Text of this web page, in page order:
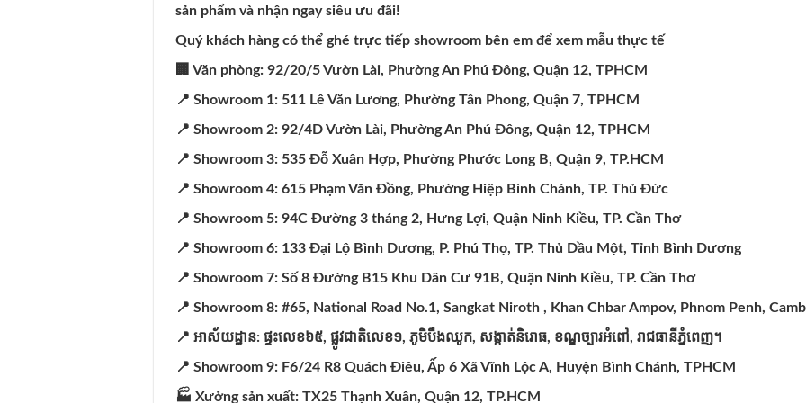
sản phẩm và nhận ngay siêu ưu đãi!
Quý khách hàng có thể ghé trực tiếp showroom bên em để xem mẫu thực tế
🏢 Văn phòng: 92/20/5 Vườn Lài, Phường An Phú Đông, Quận 12, TPHCM
📍 Showroom 1: 511 Lê Văn Lương, Phường Tân Phong, Quận 7, TPHCM
📍 Showroom 2: 92/4D Vườn Lài, Phường An Phú Đông, Quận 12, TPHCM
📍 Showroom 3: 535 Đỗ Xuân Hợp, Phường Phước Long B, Quận 9, TP.HCM
📍 Showroom 4: 615 Phạm Văn Đồng, Phường Hiệp Bình Chánh, TP. Thủ Đức
📍 Showroom 5: 94C Đường 3 tháng 2, Hưng Lợi, Quận Ninh Kiều, TP. Cần Thơ
📍 Showroom 6: 133 Đại Lộ Bình Dương, P. Phú Thọ, TP. Thủ Dầu Một, Tỉnh Bình Dương
📍 Showroom 7: Số 8 Đường B15 Khu Dân Cư 91B, Quận Ninh Kiều, TP. Cần Thơ
📍 Showroom 8: #65, National Road No.1, Sangkat Niroth , Khan Chbar Ampov, Phnom Penh,
📍អាស័យដ្ឋាន:ផ្ទះលេខ៦៥,ផ្លូវជាតិលេខ១,ភូមិបឹងឈូក, សង្កាត់និរោធ, ខណ្ឌច្បារអំពៅ,រាជធានីភ្នំពេញ។
📍 Showroom 9: F6/24 R8 Quách Điêu, Ấp 6 Xã Vĩnh Lộc A, Huyện Bình Chánh, TPHCM
🏭 Xưởng sản xuất: TX25 Thạnh Xuân, Quận 12, TP.HCM